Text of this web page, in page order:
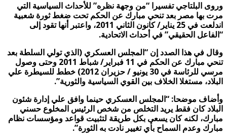
وروى البلتاجي تفسيرا “من وجهة نظره” للأحداث السياسية التي
مرت بها مصر بعد تنحي مبارك عن الحكم تحت ضغط ثورة شعبية
اندلعت في 25 يناير/ كانون الثاني 2011، واعتبر أنها تقود إلى
“الفاعل الحقيقي” في أحداث الاتحادية.
وقال في هذا الصدد إن “المجلس العسكري (الذي تولي السلطة بعد
تنحي مبارك عن الحكم في 11 فبراير/ شباط 2011 وحتى وصول
مرسي للرئاسة في 30 يونيو / حزيران 2012) خطط للسيطرة علي
البلاد، مستغلا الخلاف بين القوي السياسية والثورية”.
وأضاف موضحا: “المجلس العسكري حينما وافق علي إدارة شئون
البلاد كان فقط يريد التخلص من شخص الرئيس المخلوع حسني
مبارك، لكنه كان يسعى بكل طريقة لتثبيت قواعد ومؤسسات نظام
مبارك وعدم السماح بأي تغيير نادت به الثورة”.